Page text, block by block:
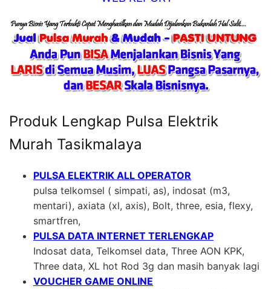
Produk Lengkap Pulsa Elektrik
Murah Tasikmalaya
PULSA ELEKTRIK ALL OPERATOR
pulsa telkomsel ( simpati, as), indosat (m3,
mentari), axiata (xl, axis), Bolt, three, esia, flexy,
smartfren,
PULSA DATA INTERNET TERLENGKAP
Indosat data, Telkomsel data, Three AON KPK,
Three data, XL hot Rod 3g dan masih banyak lagi
VOUCHER GAME ONLINE